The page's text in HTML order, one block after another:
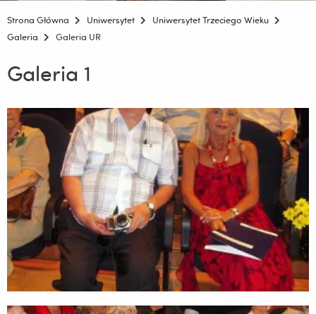
Strona Główna Uniwersytet
Uniwersytet Trzeciego Wieku
Galeria
Galeria UR
Galeria 1